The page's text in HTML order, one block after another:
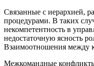
Связанные с иерархией,
процедурами. В таких
некомпетентность в
недостаточную ясность
Взаимоотношения между
Межкомандные